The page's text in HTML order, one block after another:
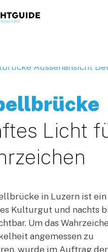
Licht
in Luzern ist ein
Kulturgut und nachts
Um das
angemessen zu
wurde im Auftrag